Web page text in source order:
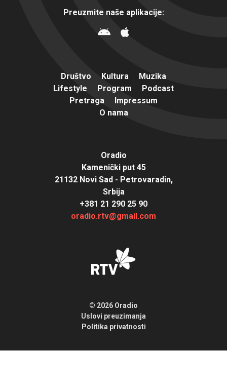
Preuzmite naše aplikacije:
Društvo Kultura
Muzika
Lifestyle
Program
Podcast
Pretraga
Impressum
O nama
Oradio
Kamenički put 45
21132 Novi Sad - Petrovaradin,
Srbija
+381 21 290 25 90
oradio.rtv@gmail.com
© 2026 Oradio
Uslovi preuzimanja
Politika privatnosti